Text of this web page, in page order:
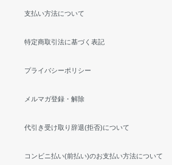
支払い方法について
特定商取引法に基づく表記
プライバシーポリシー
メルマガ登録・解除
代引き受け取り辞退(拒否)について
コンビニ払い(前払い)のお支払い方法について